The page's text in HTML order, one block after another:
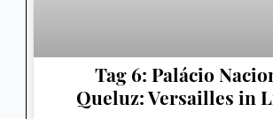
Tag 6: Palácio
Queluz: Versailles in